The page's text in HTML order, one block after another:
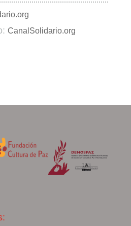
CanalSolidario.org